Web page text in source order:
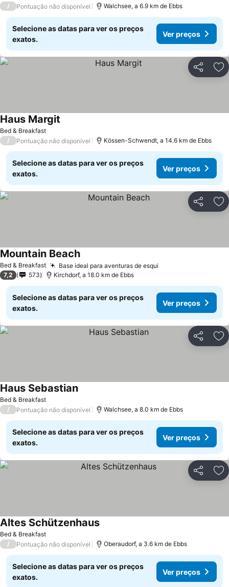
/ Pontuação não disponível Walchsee, a 6.9 km de Ebbs
Selecione as datas para ver os preços
exatos.
Ver preços
Partilhar
Bed & Breakfast
Haus Margit
/ Pontuação não disponível Kössen-Schwendt, a 14.6 km de Ebbs
Selecione as datas para ver os preços
exatos.
Ver preços
Partilhar
Bed & Breakfast Base ideal para aventuras de esqui
Mountain Beach
7,2 573 Kirchdorf, a 18.0 km de Ebbs
Selecione as datas para ver os preços
exatos.
Ver preços
Partilhar
Bed & Breakfast
Haus Sebastian
/ Pontuação não disponível Walchsee, a 8.0 km de Ebbs
Selecione as datas para ver os preços
exatos.
Ver preços
Partilhar
Bed & Breakfast
Altes Schützenhaus
/ Pontuação não disponível Oberaudorf, a 3.6 km de Ebbs
Selecione as datas para ver os preços
exatos.
Ver preços